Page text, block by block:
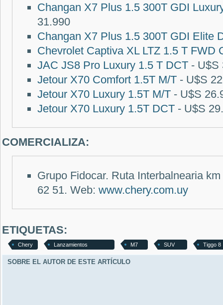
Changan X7 Plus 1.5 300T GDI
31.990
Changan X7 Plus 1.5 300T GDI Elite
Chevrolet Captiva XL LTZ 1.5 T FWD
JAC JS8 Pro Luxury 1.5 T DCT - U$S
Jetour X70 Comfort 1.5T M/T - U$S
Jetour X70 Luxury 1.5T M/T - U$S
Jetour X70 Luxury 1.5T DCT - U$S
COMERCIALIZA:
Grupo Fidocar. Ruta Interbalnearia
62 51. Web: www.chery.com.uy
ETIQUETAS:
Chery Lanzamientos M7 SUV Tiggo 8
SOBRE EL AUTOR DE ESTE ARTÍCULO